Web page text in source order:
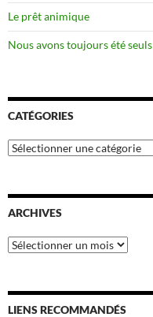
Le prêt animique
Nous avons toujours été seuls
CATÉGORIES
Catégories
ARCHIVES
Archives
LIENS RECOMMANDÉS